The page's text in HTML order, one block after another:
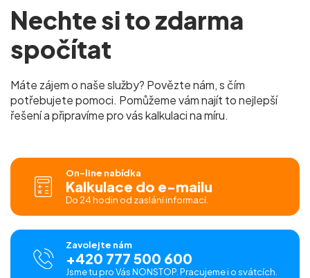
Nechte si to zdarma
spočítat
Máte zájem o naše služby? Povězte nám, s čím
potřebujete pomoci. Pomůžeme vám najít to nejlepší
řešení a připravíme pro vás kalkulaci na míru.
On-line nabídka
Kalkulace do e-mailu
Do 24 hodin od zaslání informací.
Zavolejte nám
+420 777 500 600
Jsme tu pro Vás NONSTOP. Pracujeme i o svátcích.